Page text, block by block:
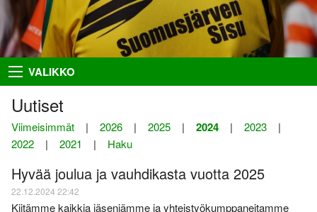
VALIKKO
Takaisin
Hiihto
Palloilu- ja yleisurheilu
Sisumaja
Suunnistus
Uutiset
Takaisin
Riston Hölkkä
Ykkössuunnat
AIEMMAT
Salon Seudun Rastiviesti 2023
Karjalan Liiton
suunnistusmestaruuskilpailut
Takaisin
Kuvat
Puvut
SUUNNISTAJILLE
Ilmoittautumisohjeet
Irma
Takaisin
Seuraesittely
Organisaatio
SEURAA MEITÄ
Facebook
Flickr
Uutiset
Viimeisimmät | 2026 | 2025 | 2024 | 2023
|
2022
| 2021 | Haku
Hyvää joulua ja vauhdikasta vuotta 2025
22.12.2024 22:42
Kiitämme kaikkia jäseniämme ja yhteistyökumppaneitamme